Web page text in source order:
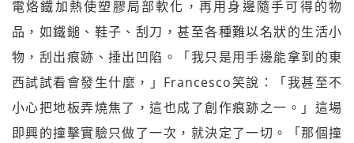
電烙鐵加熱使塑膠局部軟化，再用身邊隨手可得的物
品，如鐵鎚、鞋子、刮刀，甚至各種難以名狀的生活小
物，刮出痕跡、捶出凹陷。「我只是用手邊能拿到的東
西試試看會發生什麼，」Francesco笑說：「我甚至不
小心把地板弄燒焦了，這也成了創作痕跡之一。」這場
即興的撞擊實驗只做了一次，就決定了一切。「那個撞